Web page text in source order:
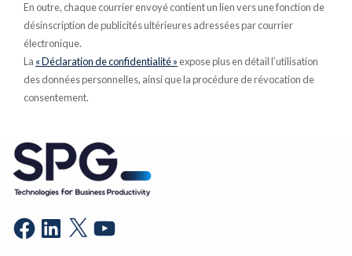
En outre, chaque courrier envoyé contient un lien vers une fonction de
désinscription de publicités ultérieures adressées par courrier
électronique.
La « Déclaration de confidentialité » expose plus en détail l’utilisation
des données personnelles, ainsi que la procédure de révocation de
consentement.